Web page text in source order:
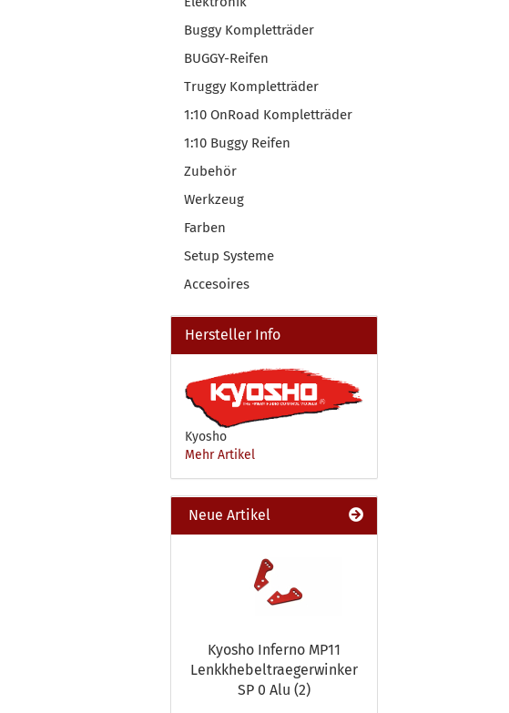
Buggy Kompletträder
BUGGY-Reifen
Truggy Kompletträder
1:10 OnRoad Kompletträder
1:10 Buggy Reifen
Zubehör
Werkzeug
Farben
Setup Systeme
Accesoires
Hersteller Info
Kyosho
Mehr Artikel
Neue Artikel
Kyosho Inferno MP11
Lenkkhebeltraegerwinker
SP 0 Alu (2)